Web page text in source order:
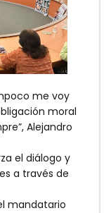
me voy
moral
Alejandro
el diálogo y
a través de
mandatario